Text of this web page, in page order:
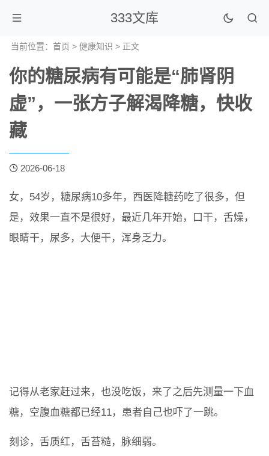
333文库
当前位置： 首页 > 健康知识 > 正文
你的糖尿病有可能是“肺肾阴
虚”，一张方子解渴降糖，快收
藏
2026-06-18
女，54岁，糖尿病10多年，西医降糖药吃了很多，但
是，效果一直不是很好，最近几年开始，口干，舌燥，
眼睛干，尿多，大便干，浑身乏力。
记得从老家赶过来，也没吃饭，来了之后先测量一下血
糖，空腹血糖都已经11，患者自己也吓了一跳。
刻诊，舌质红，舌苔糙，脉细弱。